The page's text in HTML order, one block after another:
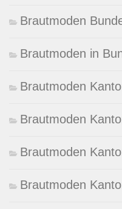
Brautmoden
Brautmoden in
Brautmoden
Brautmoden
Brautmoden
Brautmoden